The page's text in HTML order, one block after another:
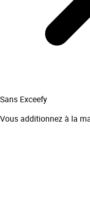
Sans Exceefy
Vous additionnez à la